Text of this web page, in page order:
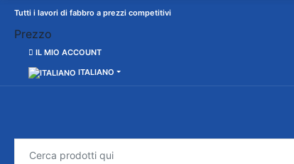
Tutti i lavori di fabbro a prezzi competitivi
Prezzo
IL MIO ACCOUNT
ITALIANO